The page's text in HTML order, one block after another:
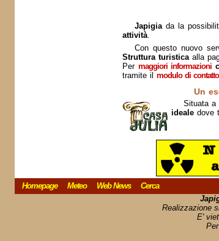
Japigiada la
attività.
Con questo nuovo
Struttura turisticaalla
Per maggiori informazioni
tramite il modulo di contatto
Un
Situata a
idealedove
Homepage Meteo Web News
Cerca
Realizzazione
E'